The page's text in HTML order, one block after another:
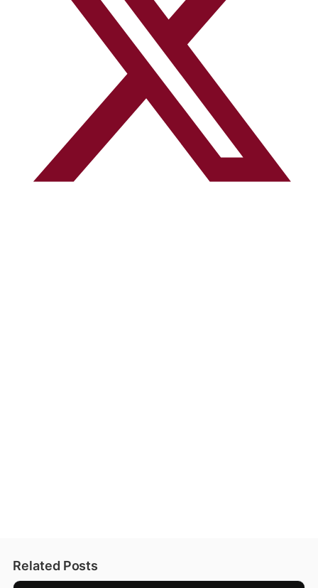
Related Posts